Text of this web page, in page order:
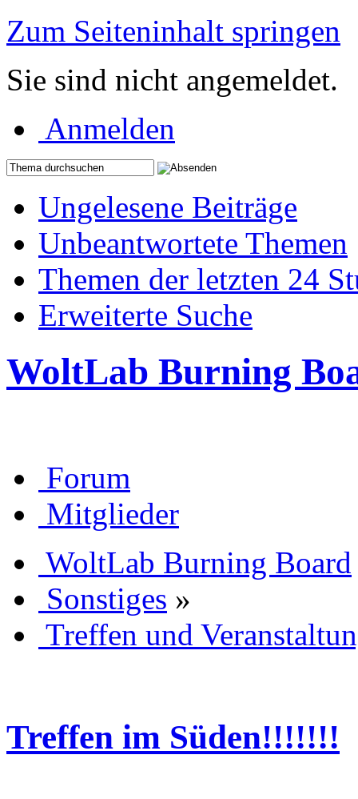
Zum Seiteninhalt springen
Sie sind nicht angemeldet.
Anmelden
Ungelesene Beiträge
Unbeantwortete Themen
Themen der letzten 24
Erweiterte Suche
WoltLab Burning
Forum
Mitglieder
WoltLab Burning Board
Sonstiges »
Treffen und
Treffen im Süden!!!!!!!